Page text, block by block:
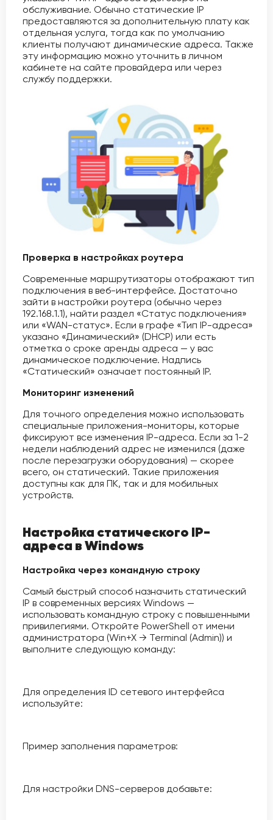
обслуживание. Обычно статические IP
предоставляются за дополнительную плату как
отдельная услуга, тогда как по умолчанию
клиенты получают динамические адреса. Также
эту информацию можно уточнить в личном
кабинете на сайте провайдера или через
службу поддержки.
Проверка в настройках роутера
Современные маршрутизаторы отображают тип
подключения в веб-интерфейсе. Достаточно
зайти в настройки роутера (обычно через
192.168.1.1), найти раздел «Статус подключения»
или «WAN-статус». Если в графе «Тип IP-адреса»
указано «Динамический» (DHCP) или есть
отметка о сроке аренды адреса — у вас
динамическое подключение. Надпись
«Статический» означает постоянный IP.
Мониторинг изменений
Для точного определения можно использовать
специальные приложения-мониторы, которые
фиксируют все изменения IP-адреса. Если за 1-2
недели наблюдений адрес не изменился (даже
после перезагрузки оборудования) — скорее
всего, он статический. Такие приложения
доступны как для ПК, так и для мобильных
устройств.
Настройка статического IP-
адреса в Windows
Настройка через командную строку
Самый быстрый способ назначить статический
IP в современных версиях Windows —
использовать командную строку с повышенными
привилегиями. Откройте PowerShell от имени
администратора (Win+X → Terminal (Admin)) и
выполните следующую команду:
Для определения ID сетевого интерфейса
используйте:
Пример заполнения параметров:
Для настройки DNS-серверов добавьте: